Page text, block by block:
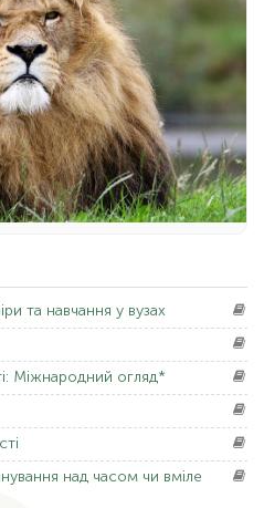
та навчання у вузах
Міжнародний огляд*
над часом чи вміле